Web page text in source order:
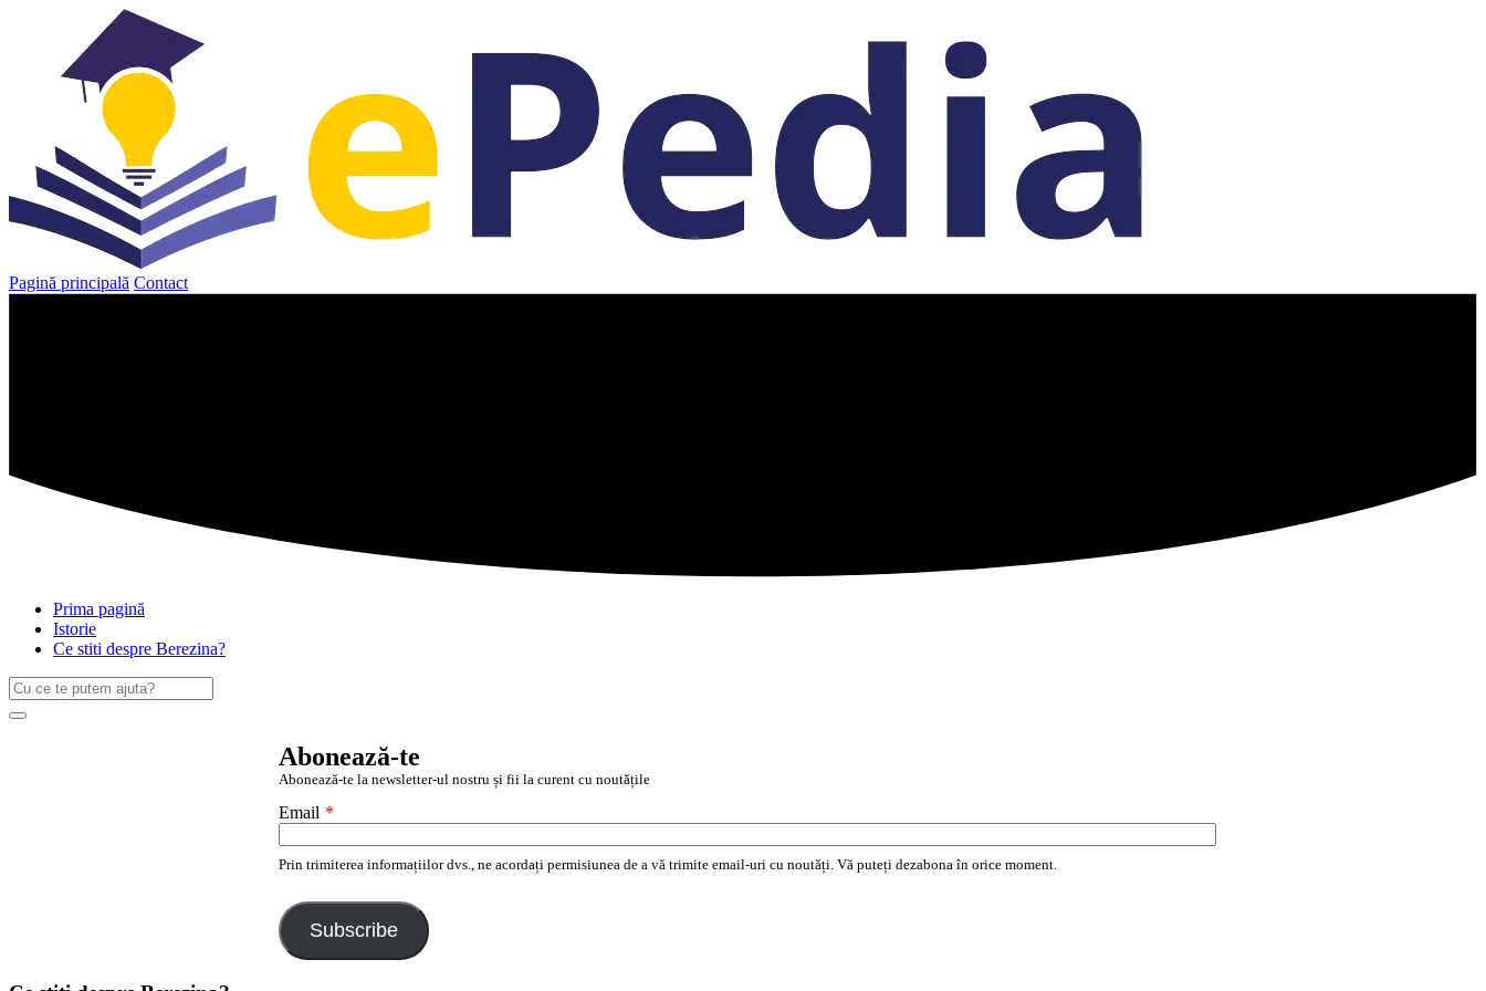
Pagină principală Contact
Prima pagină
Istorie
Ce stiti despre Berezina?
Caută
după:
Search
Abonează-te
Abonează-te la newsletter-ul nostru și fii la curent cu noutățile
Email *
Prin trimiterea informațiilor dvs., ne acordați permisiunea de a vă trimite email-uri cu noutăți. Vă puteți dezabona în orice moment.
Subscribe